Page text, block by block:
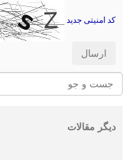
کد امنیتی جدید
دیگر مقالات